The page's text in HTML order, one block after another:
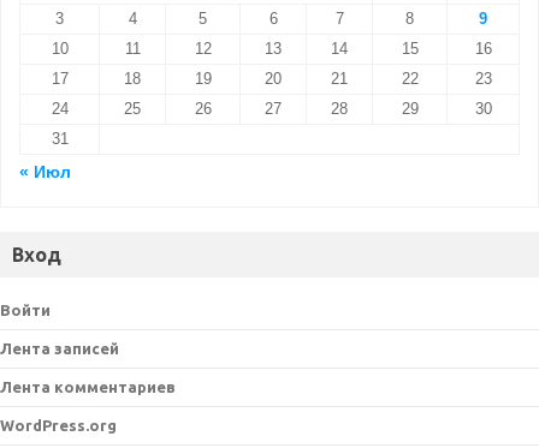
3
4 5 6 7 8
9
10
11 12 13 14 15
16
17
18 19 20 21 22
23
24
25 26 27 28 29
30
31
« Июл
Вход
Войти
Лента записей
Лента комментариев
WordPress.org